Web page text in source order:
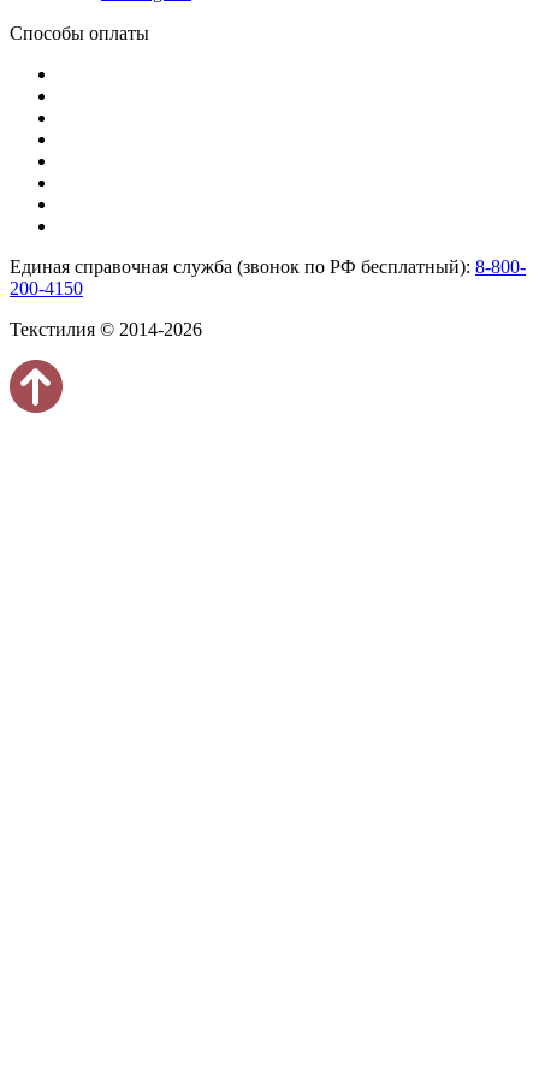
Способы оплаты
Единая справочная служба (звонок по РФ бесплатный): 8-800-
200-4150
Текстилия © 2014-2026